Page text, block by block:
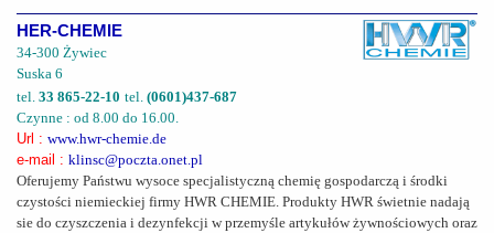
HER-CHEMIE
34-300 Żywiec
Suska 6
tel. 33 865-22-10 tel. (0601)437-687
Czynne : od 8.00 do 16.00.
Url : www.hwr-chemie.de
e-mail : klinsc@poczta.onet.pl
Oferujemy Państwu wysoce specjalistyczną chemię gospodarczą i środki
czystości niemieckiej firmy HWR CHEMIE. Produkty HWR świetnie nadają
sie do czyszczenia i dezynfekcji w przemyśle artykułów żywnościowych oraz